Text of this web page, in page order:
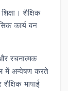
शैक्षिक
कार्य बन
रचनात्मक
में अन्वेषण करते
भाषाई